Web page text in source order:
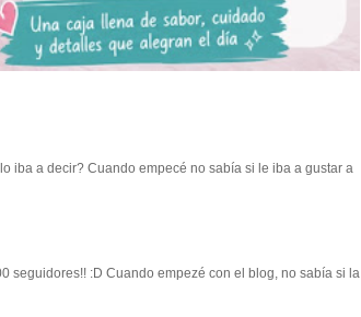
iba a decir? Cuando empecé no sabía si le iba a gustar a
seguidores!! :D Cuando empezé con el blog, no sabía si la